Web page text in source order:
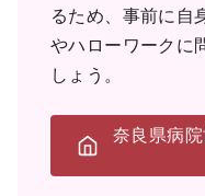
るため、事前に自
やハローワークに
しょう。
奈良県病